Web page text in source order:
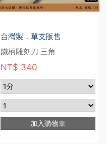
台灣製，單支販售
鐵柄雕刻刀 三角
NT$ 340
加入購物車